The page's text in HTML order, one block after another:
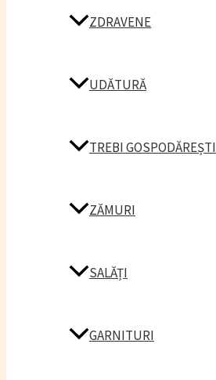
ZDRAVENE
UDĂTURĂ
TREBI GOSPODĂREȘTI
ZĂMURI
SALĂȚI
GARNITURI